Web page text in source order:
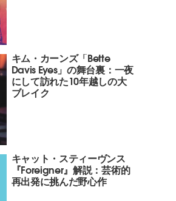
キム・カーンズ「Bette
Davis Eyes」の舞台裏：一夜
にして訪れた10年越しの大
ブレイク
キャット・スティーヴンス
『Foreigner』解説：芸術的
再出発に挑んだ野心作